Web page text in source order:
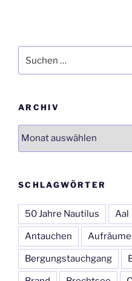
nach:
ARCHIV
Archiv
SCHLAGWÖRTER
50 Jahre Nautilus Aal
Antauchen
Bergungstauchgang